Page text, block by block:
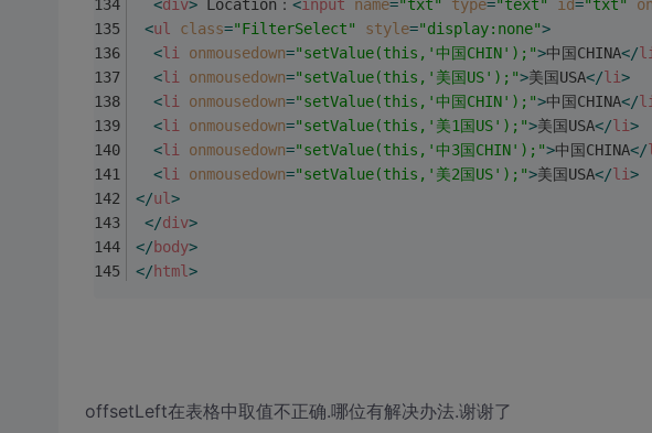
<div> Location： <input name="txt" type="text" id="txt"
<ul class="FilterSelect" style="display:none">
<li onmousedown="setValue(this,'中国CHIN');">中国CHINA</li
<li onmousedown="setValue(this,'美国US');">美国USA</li>
<li onmousedown="setValue(this,'中国CHIN');">中国CHINA</li
<li onmousedown="setValue(this,'美1国US');">美国USA</li>
<li onmousedown="setValue(this,'中3国CHIN');">中国CHINA</
<li onmousedown="setValue(this,'美2国US');">美国USA</li>
</ul >
</div>
</body>
</html >
offsetLeft在表格中取值不正确.哪位有解决办法.谢谢了